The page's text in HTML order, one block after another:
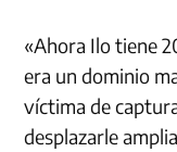
«Ahora Ilo tiene
era un dominio
víctima de
desplazarle